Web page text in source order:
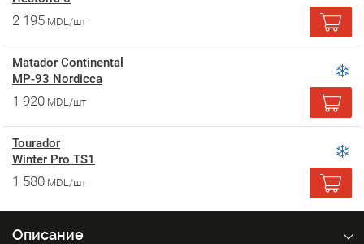
2 195 MDL/шт
Matador Continental
MP-93 Nordicca
1 920 MDL/шт
Tourador
Winter Pro TS1
1 580 MDL/шт
Описание